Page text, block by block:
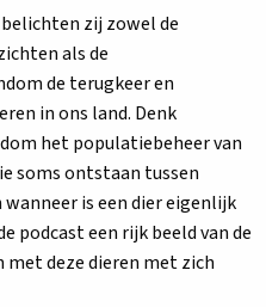
zij zowel de
als de
de terugkeer en
in ons land. Denk
het populatiebeheer van
soms ontstaan tussen
is een dier eigenlijk
podcast een rijk beeld van de
deze dieren met zich